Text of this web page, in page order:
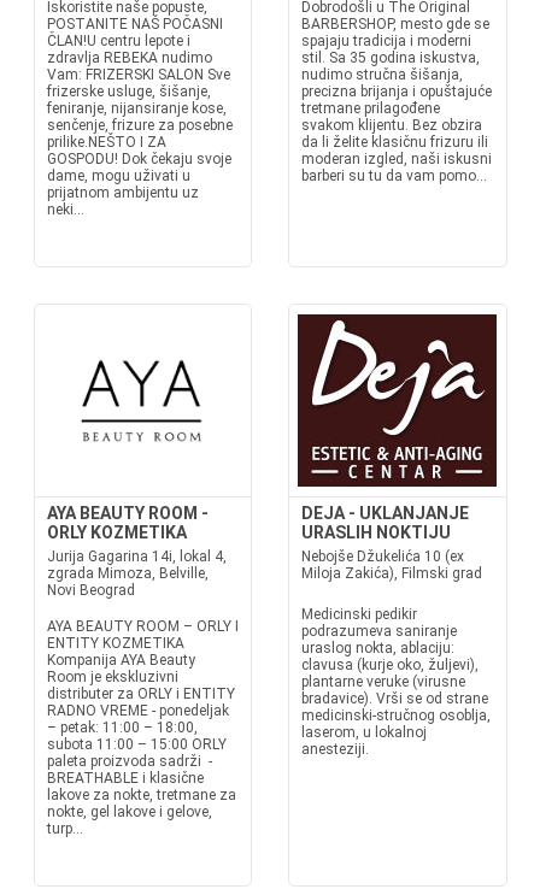
Iskoristite naše popuste,
POSTANITE NAŠ POČASNI
ČLAN!U centru lepote i
zdravlja REBEKA nudimo
Vam: FRIZERSKI SALON Sve
frizerske usluge, šišanje,
feniranje, nijansiranje kose,
senčenje, frizure za posebne
prilike.NEŠTO I ZA
GOSPODU! Dok čekaju svoje
dame, mogu uživati u
prijatnom ambijentu uz
neki...
Dobrodošli u The Original
BARBERSHOP, mesto gde se
spajaju tradicija i moderni
stil. Sa 35 godina iskustva,
nudimo stručna šišanja,
precizna brijanja i opuštajuće
tretmane prilagođene
svakom klijentu. Bez obzira
da li želite klasičnu frizuru ili
moderan izgled, naši iskusni
barberi su tu da vam pomo...
AYA BEAUTY ROOM -
ORLY KOZMETIKA
Jurija Gagarina 14i, lokal 4,
zgrada Mimoza, Belville,
Novi Beograd
AYA BEAUTY ROOM – ORLY I
ENTITY KOZMETIKA
Kompanija AYA Beauty
Room je ekskluzivni
distributer za ORLY i ENTITY
RADNO VREME - ponedeljak
– petak: 11:00 – 18:00,
subota 11:00 – 15:00 ORLY
paleta proizvoda sadrži -
BREATHABLE i klasične
lakove za nokte, tretmane za
nokte, gel lakove i gelove,
turp...
DEJA - UKLANJANJE
URASLIH NOKTIJU
Nebojše Džukelića 10 (ex
Miloja Zakića), Filmski grad
Medicinski pedikir
podrazumeva saniranje
uraslog nokta, ablaciju:
clavusa (kurje oko, žuljevi),
plantarne veruke (virusne
bradavice). Vrši se od strane
medicinski-stručnog osoblja,
laserom, u lokalnoj
anesteziji.